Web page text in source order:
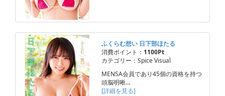
ふくらむ想い 日下部ほたる
消費ポイント： 1100Pt
カテゴリー：Spice Visual
MENSA会員であり45個の資格を持つ
頭脳明晰…
[詳細を見る]